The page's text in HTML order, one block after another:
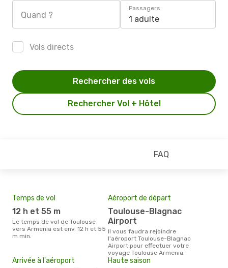
Quand ?
Passagers
1 adulte
Vols directs
Rechercher Vol + Hôtel
Rechercher des vols
FAQ
Temps de vol
12 h et 55 m
Le temps de vol de Toulouse
vers Armenia est env. 12 h et 55
m min.
Aéroport de départ
Toulouse-Blagnac
Airport
Il vous faudra rejoindre
l'aéroport Toulouse-Blagnac
Airport pour effectuer votre
voyage Toulouse Armenia.
Arrivée à l'aéroport Haute saison